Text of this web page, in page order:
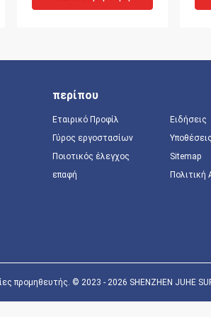
στη Ρωσία
περίπου
Εταιρικό Προφίλ
Γύρος εργοστασίων
Ποιοτικός έλεγχος
επαφή
Ειδήσεις
Υποθέσεις
Sitemap
Πολιτική
προμηθευτής. © 2023 - 2026 SHENZHEN JUHE